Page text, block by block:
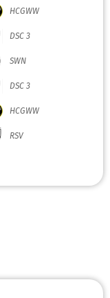
HCGWW
DSC 3
SWN
DSC 3
HCGWW
RSV